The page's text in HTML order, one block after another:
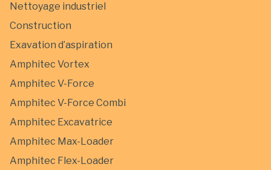
Nettoyage industriel
Construction
Exavation d’aspiration
Amphitec Vortex
Amphitec V-Force
Amphitec V-Force Combi
Amphitec Excavatrice
Amphitec Max-Loader
Amphitec Flex-Loader